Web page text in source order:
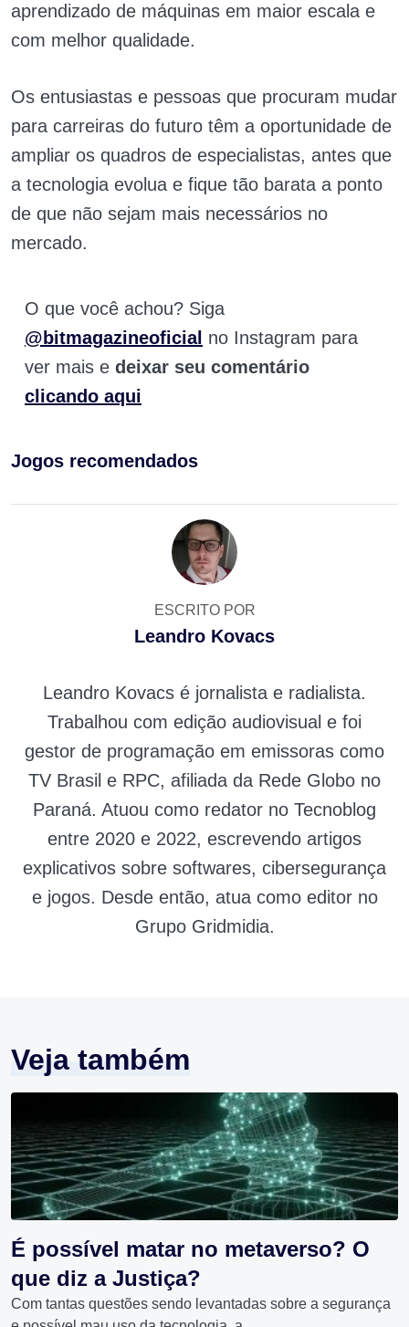
aprendizado de máquinas em maior escala e
com melhor qualidade.
Os entusiastas e pessoas que procuram mudar
para carreiras do futuro têm a oportunidade de
ampliar os quadros de especialistas, antes que
a tecnologia evolua e fique tão barata a ponto
de que não sejam mais necessários no
mercado.
O que você achou? Siga
@bitmagazineoficial no Instagram para
ver mais e deixar seu comentário
clicando aqui
Jogos recomendados
ESCRITO POR
Leandro Kovacs
Leandro Kovacs é jornalista e radialista.
Trabalhou com edição audiovisual e foi
gestor de programação em emissoras como
TV Brasil e RPC, afiliada da Rede Globo no
Paraná. Atuou como redator no Tecnoblog
entre 2020 e 2022, escrevendo artigos
explicativos sobre softwares, cibersegurança
e jogos. Desde então, atua como editor no
Grupo Gridmidia.
Veja também
É possível matar no metaverso? O
que diz a Justiça?
Com tantas questões sendo levantadas sobre a segurança